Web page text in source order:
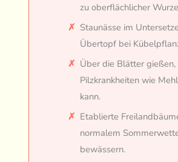
zu oberflächlicher
Staunässe im
Übertopf bei
Über die Blätter
Pilzkrankheiten wie
kann.
Etablierte
normalem
bewässern.